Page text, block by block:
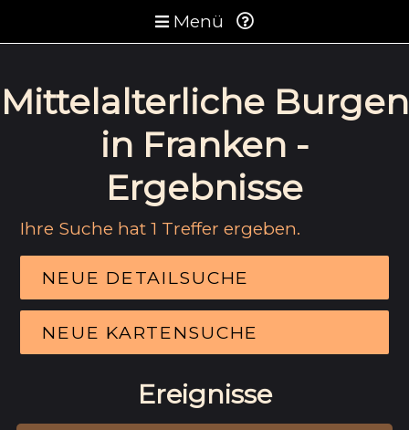
Menü
Mittelalterliche Burgen
in Franken -
Ergebnisse
Ihre Suche hat 1 Treffer ergeben.
NEUE DETAILSUCHE
NEUE KARTENSUCHE
Ereignisse